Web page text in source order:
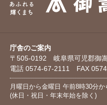
庁舎のご案内
〒505-0192 岐阜県可児郡御
電話 0574-67-2111 FAX
月曜日から金曜日 午前8時30分
(休日・祝日・年末年始を除く)